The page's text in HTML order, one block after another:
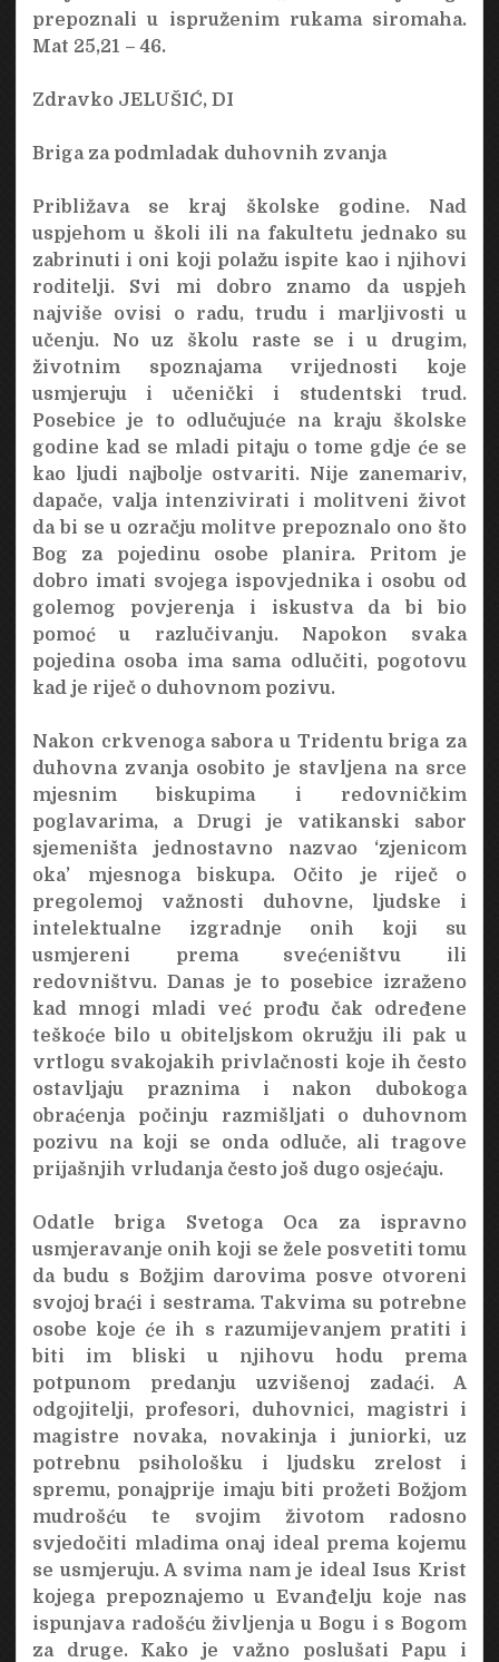
prepoznali u ispruženim rukama siromaha.
Mat 25,21 – 46.
Zdravko JELUŠIĆ, DI
Briga za podmladak duhovnih zvanja
Približava se kraj školske godine. Nad
uspjehom u školi ili na fakultetu jednako su
zabrinuti i oni koji polažu ispite kao i njihovi
roditelji. Svi mi dobro znamo da uspjeh
najviše ovisi o radu, trudu i marljivosti u
učenju. No uz školu raste se i u drugim,
životnim spoznajama vrijednosti koje
usmjeruju i učenički i studentski trud.
Posebice je to odlučujuće na kraju školske
godine kad se mladi pitaju o tome gdje će se
kao ljudi najbolje ostvariti. Nije zanemariv,
dapače, valja intenzivirati i molitveni život
da bi se u ozračju molitve prepoznalo ono što
Bog za pojedinu osobe planira. Pritom je
dobro imati svojega ispovjednika i osobu od
golemog povjerenja i iskustva da bi bio
pomoć u razlučivanju. Napokon svaka
pojedina osoba ima sama odlučiti, pogotovu
kad je riječ o duhovnom pozivu.
Nakon crkvenoga sabora u Tridentu briga za
duhovna zvanja osobito je stavljena na srce
mjesnim biskupima i redovničkim
poglavarima, a Drugi je vatikanski sabor
sjemeništa jednostavno nazvao ‘zjenicom
oka’ mjesnoga biskupa. Očito je riječ o
pregolemoj važnosti duhovne, ljudske i
intelektualne izgradnje onih koji su
usmjereni prema svećeništvu ili
redovništvu. Danas je to posebice izraženo
kad mnogi mladi već prođu čak određene
teškoće bilo u obiteljskom okružju ili pak u
vrtlogu svakojakih privlačnosti koje ih često
ostavljaju praznima i nakon dubokoga
obraćenja počinju razmišljati o duhovnom
pozivu na koji se onda odluče, ali tragove
prijašnjih vrludanja često još dugo osjećaju.
Odatle briga Svetoga Oca za ispravno
usmjeravanje onih koji se žele posvetiti tomu
da budu s Božjim darovima posve otvoreni
svojoj braći i sestrama. Takvima su potrebne
osobe koje će ih s razumijevanjem pratiti i
biti im bliski u njihovu hodu prema
potpunom predanju uzvišenoj zadaći. A
odgojitelji, profesori, duhovnici, magistri i
magistre novaka, novakinja i juniorki, uz
potrebnu psihološku i ljudsku zrelost i
spremu, ponajprije imaju biti prožeti Božjom
mudrošću te svojim životom radosno
svjedočiti mladima onaj ideal prema kojemu
se usmjeruju. A svima nam je ideal Isus Krist
kojega prepoznajemo u Evanđelju koje nas
ispunjava radošću življenja u Bogu i s Bogom
za druge. Kako je važno poslušati Papu i